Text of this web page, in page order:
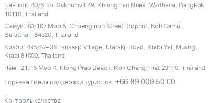
Бангкок: 40/6 Soi Sukhumvit 49, Khlong Tan Nuea, Watthana, Bangkok
10110, Thailand
Самуи: 80/107 Moo 5, Choengmon Street, Bophut, Koh Samui,
Suratthani 84320, Thailand
Краби: 495/37–38 Tanasap Village, Utarakij Road, Krabi Yai, Muang,
Krabi 81000, Thailand
Чанг: 21/15 Moo 4, Klong Prao Beach, Koh Chang, Trat 23170, Thailand
Горячая линия поддержки туристов: +66 89 009 50 00
Контроль качества